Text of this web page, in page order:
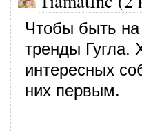
Чтобы быть
тренды Гугла.
интересных
них первым.